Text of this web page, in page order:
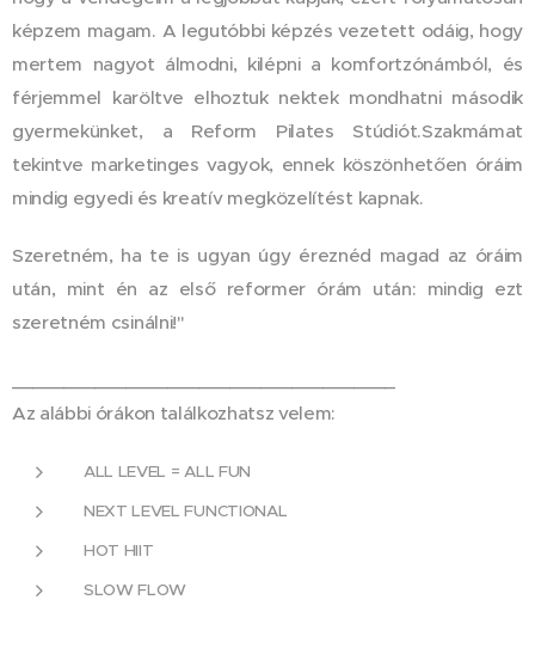
képzem magam. A legutóbbi képzés vezetett odáig, hogy
mertem nagyot álmodni, kilépni a komfortzónámból, és
férjemmel karöltve elhoztuk nektek mondhatni második
gyermekünket, a Reform Pilates Stúdiót.Szakmámat
tekintve marketinges vagyok, ennek köszönhetően óráim
mindig egyedi és kreatív megközelítést kapnak.
Szeretném, ha te is ugyan úgy éreznéd magad az óráim
után, mint én az első reformer órám után: mindig ezt
szeretném csinálni!"
Az alábbi órákon találkozhatsz velem:
ALL LEVEL = ALL FUN
NEXT LEVEL FUNCTIONAL
HOT HIIT
SLOW FLOW